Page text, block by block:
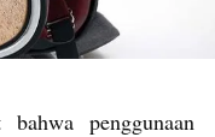
penggunaan